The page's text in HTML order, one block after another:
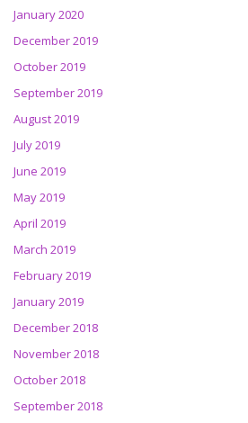
January 2020
December 2019
October 2019
September 2019
August 2019
July 2019
June 2019
May 2019
April 2019
March 2019
February 2019
January 2019
December 2018
November 2018
October 2018
September 2018